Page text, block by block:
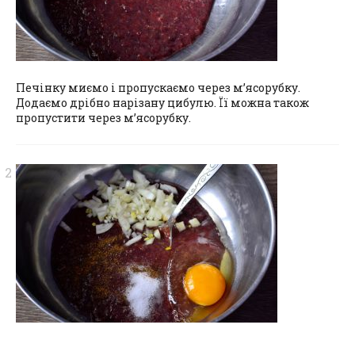
Печінку миємо і пропускаємо через м’ясорубку.
Додаємо дрібно нарізану цибулю. Її можна також
пропустити через м’ясорубку.